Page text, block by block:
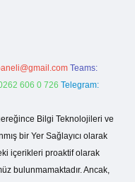
Teams:
606 0 726 Telegram:
Bilgi Teknolojileri ve
bir Yer Sağlayıcı olarak
içerikleri proaktif olarak
bulunmamaktadır. Ancak,